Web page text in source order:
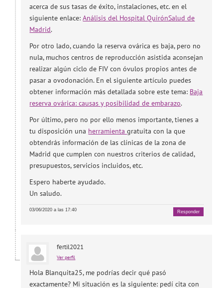
acerca de sus tasas de éxito, instalaciones, etc. en el
siguiente enlace:Análisis del Hospital QuirónSalud de
Madrid.
Por otro lado, cuando la reserva ovárica es baja, pero no
nula, muchos centros de reproducción asistida aconsejan
realizar algún ciclo de FIV con óvulos propios antes de
pasar a ovodonación. En el siguiente artículo puedes
obtener información más detallada sobre este tema: Baja
reserva ovárica: causas y posibilidad de embarazo.
Por último, pero no por ello menos importante, tienes a
tu disposición una herramientagratuita con la que
obtendrás información de las clínicas de la zona de
Madrid que cumplen con nuestros criterios de calidad,
presupuestos, servicios incluidos, etc.
Espero haberte ayudado.
Un saludo.
03/06/2020 a las 17:40 Responder
fertil2021
Ver perfil
Hola Blanquita25, me podrías decir qué pasó
exactamente? Mi situación es la siguiente: pedí cita con